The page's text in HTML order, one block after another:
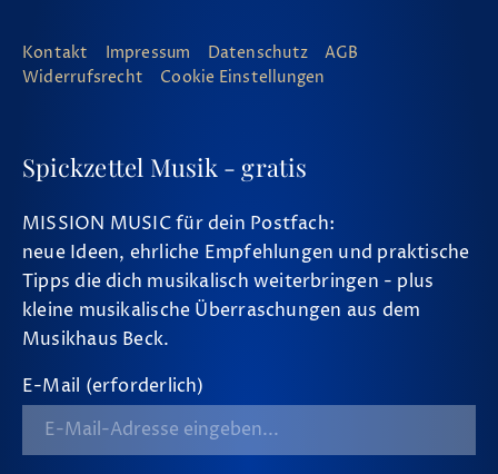
Kontakt Impressum Datenschutz
AGB
Widerrufsrecht
Cookie Einstellungen
Spickzettel Musik - gratis
MISSION MUSIC für dein Postfach:
neue Ideen, ehrliche Empfehlungen und praktische
Tipps die dich musikalisch weiterbringen - plus
kleine musikalische Überraschungen aus dem
Musikhaus Beck.
E-Mail (erforderlich)